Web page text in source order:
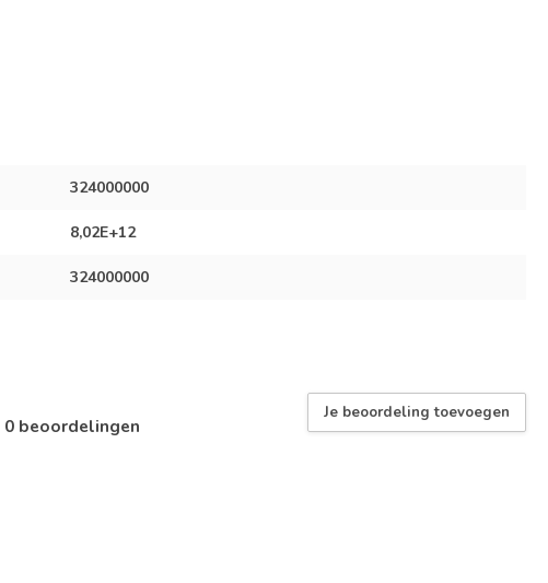
324000000
8,02E+12
324000000
0 beoordelingen
Je beoordeling toevoegen